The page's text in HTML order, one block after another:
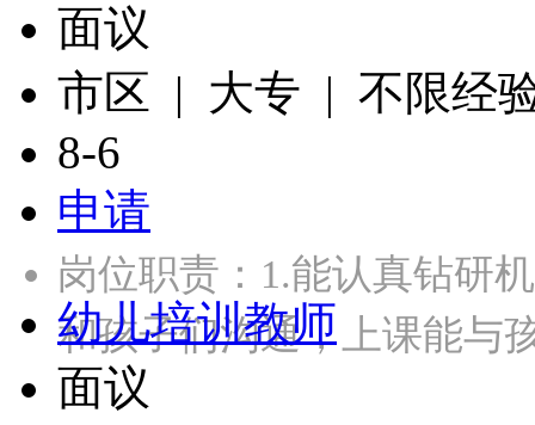
面议
市区 | 大专 | 不限经
8-6
申请
岗位职责：1.能认真钻研
和孩子们沟通，上课能
幼儿培训教师
面议